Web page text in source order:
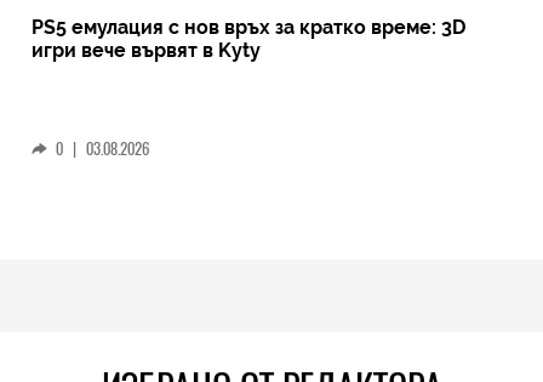
PS5 емулация с нов връх за кратко време: 3D
игри вече вървят в Kyty
0 | 03.08.2026